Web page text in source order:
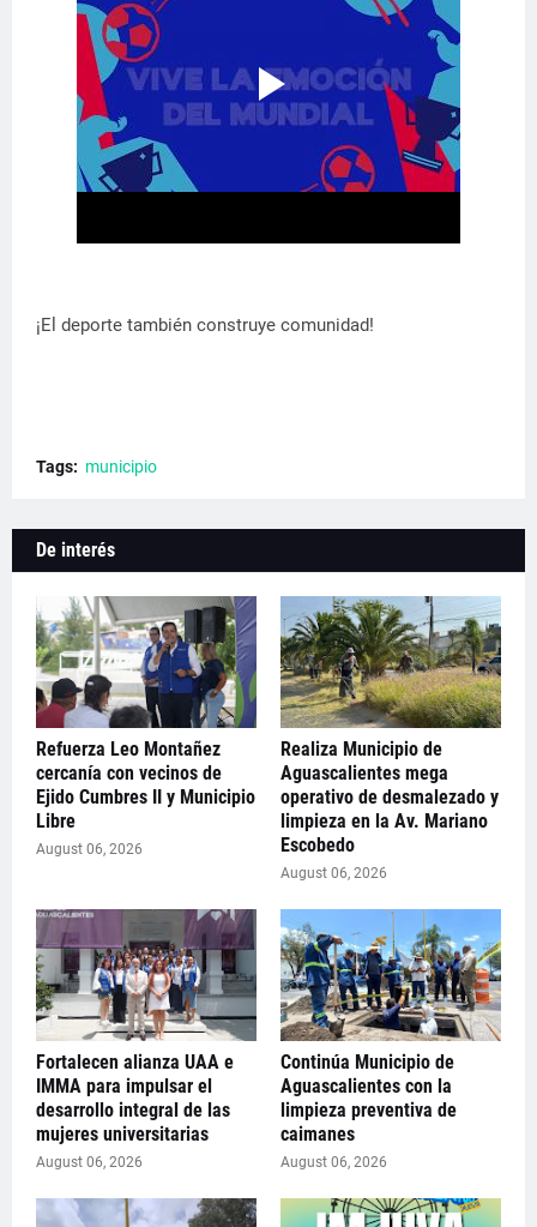
¡El deporte también construye comunidad!
Tags: municipio
De interés
Refuerza Leo Montañez
cercanía con vecinos de
Ejido Cumbres II y Municipio
Libre
August 06, 2026
Realiza Municipio de
Aguascalientes mega
operativo de desmalezado y
limpieza en la Av. Mariano
Escobedo
August 06, 2026
Fortalecen alianza UAA e
IMMA para impulsar el
desarrollo integral de las
mujeres universitarias
August 06, 2026
Continúa Municipio de
Aguascalientes con la
limpieza preventiva de
caimanes
August 06, 2026